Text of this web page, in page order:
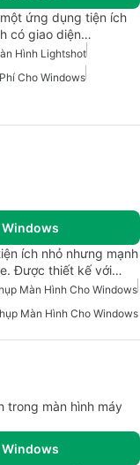
ứng dụng tiện ích
có giao diện…
Hình Lightshot
Cho Windows
ích nhỏ nhưng mạnh
Được thiết kế với…
Màn Hình Cho Windows
Màn Hình Cho Windows
trong màn hình máy